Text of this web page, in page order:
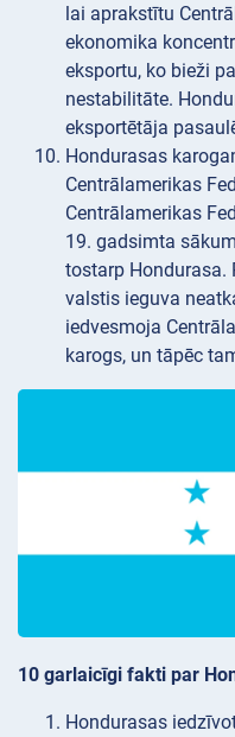
lai aprakstītu
ekonomika
eksportu, ko bieži
nestabilitāte.
eksportētāja
Hondurasas
Centrālamerikas
Centrālamerikas
19. gadsimta
tostarp Hondurasa.
valstis ieguva
iedvesmoja
karogs, un tāpēc
10 garlaicīgi fakti par
Hondurasas